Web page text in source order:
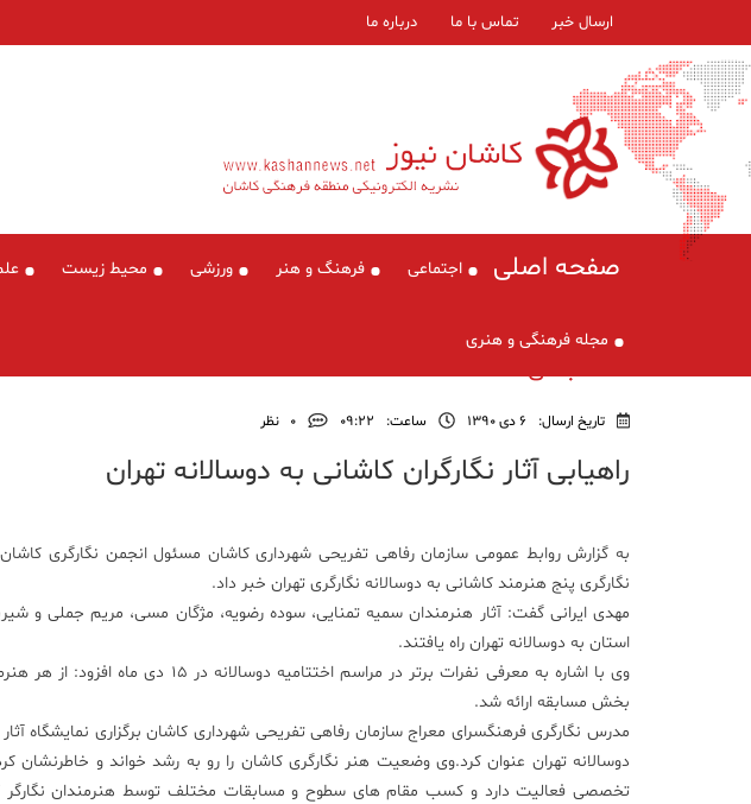
ارسال خبر تماس با ما درباره ما
صفحه اصلی اجتماعی فرهنگ و هنر ورزشی محیط زیست
مجله فرهنگی و هنری
دسته‌بندی نشده
تاریخ ارسال: 6 دی 1390 ساعت: ۰۹:۲۲ 0 نظر
راهیابی آثار نگارگران کاشانی به دوسالانه تهران
به گزارش روابط عمومی سازمان رفاهی تفریحی شهرداری کاشان مسئول انجمن نگارگری
نگارگری پنج هنرمند کاشانی به دوسالانه نگارگری تهران خبر داد.
مهدی ایرانی گفت: آثار هنرمندان سمیه تمنایی، سوده رضویه، مژگان مسی، مریم جملی و
استان به دوسالانه تهران راه یافتند.
وی با اشاره به معرفی نفرات برتر در مراسم
بخش مسابقه ارائه شد.
مدرس نگارگری فرهنگسرای معراج سازمان رفاهی تفریحی شهرداری کاشان برگزاری نمایشگاه
تخصصی فعالیت دارد و کسب مقام های سطوح و مسابقات مختلف توسط هنرمندان نگارگر